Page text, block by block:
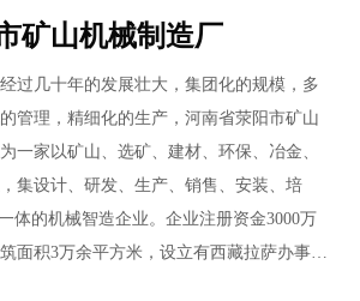
矿山机械制造厂
过几十年的发展壮大，集团化的规模，多
管理，精细化的生产，河南省荥阳市矿山
一家以矿山、选矿、建材、环保、冶金、
集设计、研发、生产、销售、安装、培
体的机械智造企业。企业注册资金3000万
面积3万余平方米，设立有西藏拉萨办事